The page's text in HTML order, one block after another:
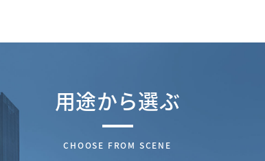
用途から選ぶ
CHOOSE FROM SCENE